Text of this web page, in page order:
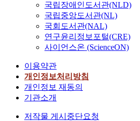
국립장애인도서관(NLD)
국립중앙도서관(NL)
국회도서관(NAL)
연구윤리정보포털(CRE)
사이언스온 (ScienceON)
이용약관
개인정보처리방침
개인정보 재동의
기관소개
저작물 게시중단요청